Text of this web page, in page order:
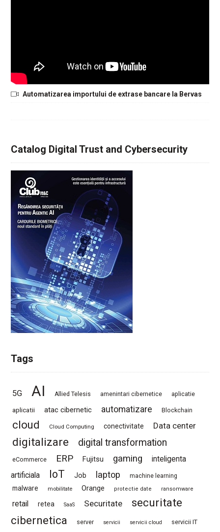
Automatizarea importului de extrase bancare la Bervas
Catalog Digital Trust and Cybersecurity
Tags
5G AI Allied Telesis amenintari cibernetice aplicatie
aplicatii atac cibernetic automatizare Blockchain
cloud Cloud Computing conectivitate Data center
digitalizare digital transformation
eCommerce ERP Fujitsu gaming
inteligenta
artificiala
IoT Job laptop machine learning
malware mobilitate Orange protectie date ransomware
retail retea SaaS Securitate
securitate
cibernetica
server servicii servicii cloud servicii IT